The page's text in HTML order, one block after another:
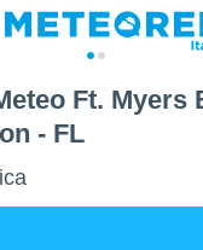
Ft. Myers
- FL